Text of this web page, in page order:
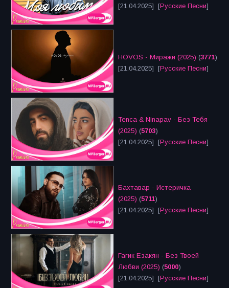
[21.04.2025] [Русские Песни]
HOVOS - Миражи (2025) (3771)
[21.04.2025] [Русские Песни]
Tenca & Ninapav - Без Тебя
(2025) (5703)
[21.04.2025] [Русские Песни]
Бахтавар - Истеричка
(2025) (5711)
[21.04.2025] [Русские Песни]
Гагик Езакян - Без Твоей
Любви (2025) (5000)
[21.04.2025] [Русские Песни]